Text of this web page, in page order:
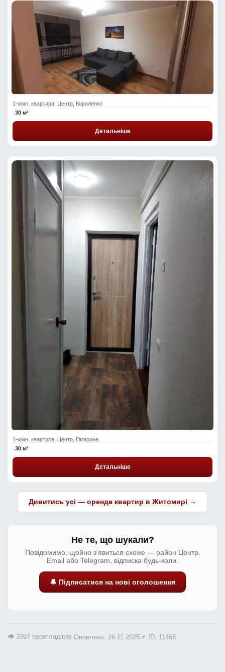
1-кімн. квартира, Центр, Короленко
30 м²
Детальніше
1-кімн. квартира, Центр, Гагарина
30 м²
Детальніше
Дивитись усі — оренда квартир в Житомирі →
Не те, що шукали?
Повідомимо, щойно з'явиться схоже — район Центр.
Email або Telegram, відписка будь-коли.
🔔 Підписатися на нові оголошення
👁️ 3397 переглядів📅 Оновлено: 26.11.2025📌 ID: 11468